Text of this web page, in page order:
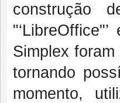
construção
Simplex
tornando
momento,